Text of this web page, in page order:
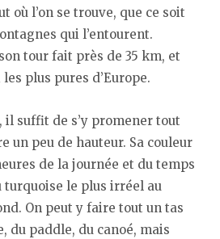
où l’on se trouve, que ce soit
qui l’entourent.
tour fait près de 35 km, et
plus pures d’Europe.
il suffit de s’y promener tout
un peu de hauteur. Sa couleur
de la journée et du temps
turquoise le plus irréel au
On peut y faire tout un tas
du paddle, du canoé, mais